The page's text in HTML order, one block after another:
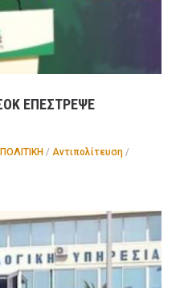
ΕΠΕΣΤΡΕΨΕ
ΠΟΛΙΤΙΚΗ / Αντιπολίτευση/